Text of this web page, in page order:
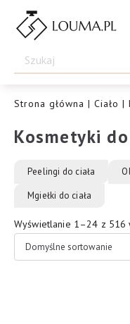
Przejdź
Strona główna | Ciało |
Kosmetyki
Peelingi do ciała
Mgiełki do ciała
Wyświetlanie 1–24 z 516